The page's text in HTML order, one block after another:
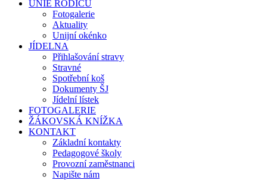
UNIE RODIČŮ
Fotogalerie
Aktuality
Unijní okénko
JÍDELNA
Přihlašování stravy
Stravné
Spotřební koš
Dokumenty ŠJ
Jídelní lístek
FOTOGALERIE
ŽÁKOVSKÁ KNÍŽKA
KONTAKT
Základní kontakty
Pedagogové školy
Provozní zaměstnanci
Napište nám